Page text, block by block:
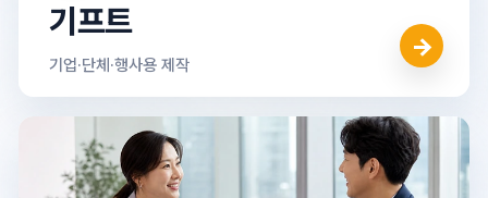
기프트
기업·단체·행사용 제작
→